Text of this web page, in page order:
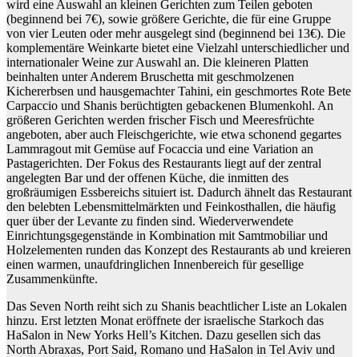
wird eine Auswahl an kleinen Gerichten zum Teilen geboten
(beginnend bei 7€), sowie größere Gerichte, die für eine Gruppe
von vier Leuten oder mehr ausgelegt sind (beginnend bei 13€). Die
komplementäre Weinkarte bietet eine Vielzahl unterschiedlicher und
internationaler Weine zur Auswahl an. Die kleineren Platten
beinhalten unter Anderem Bruschetta mit geschmolzenen
Kichererbsen und hausgemachter Tahini, ein geschmortes Rote Bete
Carpaccio und Shanis berüchtigten gebackenen Blumenkohl. An
größeren Gerichten werden frischer Fisch und Meeresfrüchte
angeboten, aber auch Fleischgerichte, wie etwa schonend gegartes
Lammragout mit Gemüse auf Focaccia und eine Variation an
Pastagerichten. Der Fokus des Restaurants liegt auf der zentral
angelegten Bar und der offenen Küche, die inmitten des
großräumigen Essbereichs situiert ist. Dadurch ähnelt das Restaurant
den belebten Lebensmittelmärkten und Feinkosthallen, die häufig
quer über der Levante zu finden sind. Wiederverwendete
Einrichtungsgegenstände in Kombination mit Samtmobiliar und
Holzelementen runden das Konzept des Restaurants ab und kreieren
einen warmen, unaufdringlichen Innenbereich für gesellige
Zusammenkünfte.
Das Seven North reiht sich zu Shanis beachtlicher Liste an Lokalen
hinzu. Erst letzten Monat eröffnete der israelische Starkoch das
HaSalon in New Yorks Hell’s Kitchen. Dazu gesellen sich das
North Abraxas, Port Said, Romano und HaSalon in Tel Aviv und